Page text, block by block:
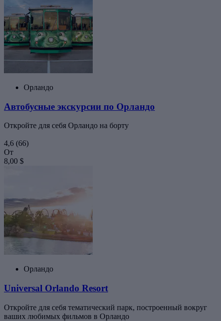
Орландо
Автобусные экскурсии по Орландо
Откройте для себя Орландо на борту
4,6 (66)
От
8,00 $
Орландо
Universal Orlando Resort
Откройте для себя тематический парк, построенный вокруг
ваших любимых фильмов в Орландо